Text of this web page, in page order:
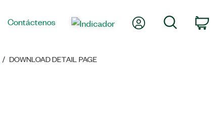
Contáctenos Mi cuenta Búsqueda
DOWNLOAD DETAIL PAGE